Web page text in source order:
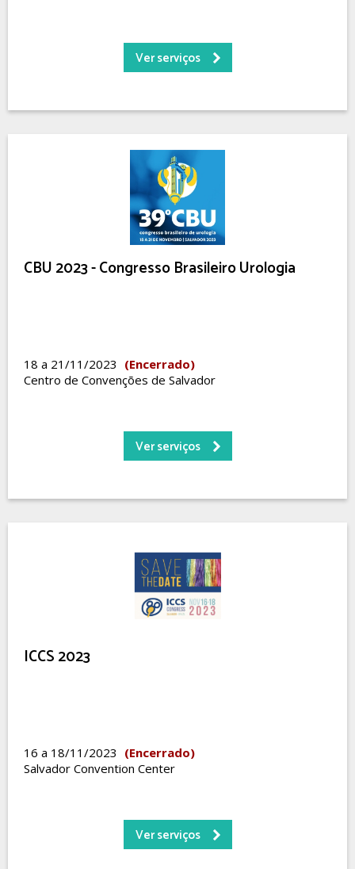
Ver serviços
CBU 2023 - Congresso Brasileiro Urologia
18 a 21/11/2023 (Encerrado)
Centro de Convenções de Salvador
Ver serviços
ICCS 2023
16 a 18/11/2023 (Encerrado)
Salvador Convention Center
Ver serviços